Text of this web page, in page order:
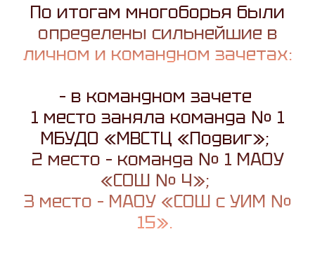
По итогам многоборья были
определены сильнейшие в
личном и командном зачетах:
– в командном зачете
1 место заняла команда № 1
МБУДО «МВСТЦ «Подвиг»;
2 место – команда № 1 МАОУ
«СОШ № 4»;
3 место – МАОУ «СОШ с УИМ №
15».